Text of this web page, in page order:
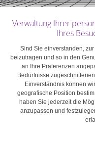
Auch wenn es
Möglicherweise
Vermögenswert
Zusammenhang: Der
nicht in der Erzielung
Geld zu verlieren.
Fluchtwert ist,
sondern als
einer Versicherung
Verwaltung Ihrer
Ihres
Sind Sie einverstanden,
beizutragen und so in den
an Ihre Präferenzen
Bedürfnisse
Einverständnis können
geografische Position
haben Sie jederzeit die
anzupassen und